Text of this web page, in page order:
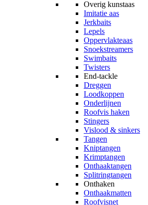
Overig kunstaas
Imitatie aas
Jerkbaits
Lepels
Oppervlakteaas
Snoekstreamers
Swimbaits
Twisters
End-tackle
Dreggen
Loodkoppen
Onderlijnen
Roofvis haken
Stingers
Vislood & sinkers
Tangen
Kniptangen
Krimptangen
Onthaaktangen
Splitringtangen
Onthaken
Onthaakmatten
Roofvisnet